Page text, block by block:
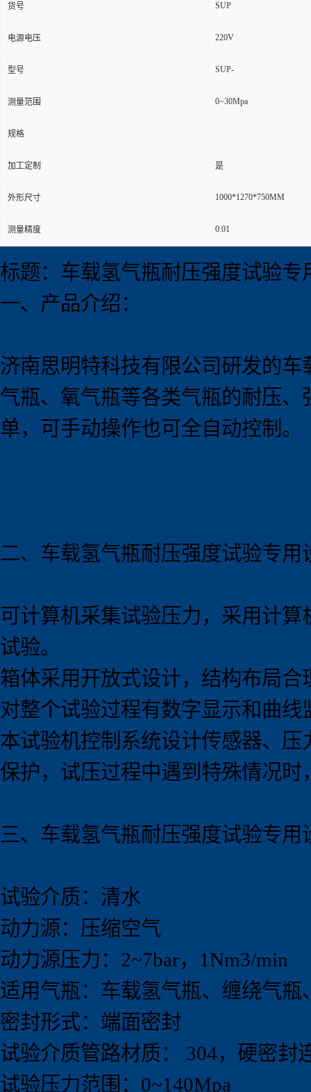
货号 SUP
电源电压 220V
型号 SUP-
测量范围 0~30Mpa
规格
加工定制 是
外形尺寸 1000*1270*750MM
测量精度 0.01
标题：车载氢气瓶耐压强度试验专
一、产品介绍：
济南思明特科技有限公司研发的
气瓶、氧气瓶等各类气瓶的耐压
单，可手动操作也可全自动控制。
二、车载氢气瓶耐压强度试验专用
可计算机采集试验压力，采用计
试验。
箱体采用开放式设计，结构布局
对整个试验过程有数字显示和曲
本试验机控制系统设计传感器、
保护，试压过程中遇到特殊情况
三、车载氢气瓶耐压强度试验专用
试验介质：清水
动力源：压缩空气
动力源压力：2~7bar，1Nm3/min
适用气瓶：车载氢气瓶、缠绕气
密封形式：端面密封
试验介质管路材质： 304，硬密封
试验压力范围：0~140Mpa